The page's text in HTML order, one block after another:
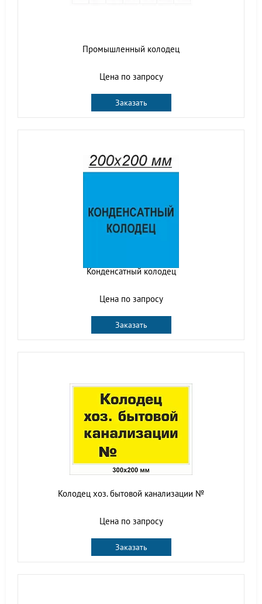
Промышленный колодец
Цена по запросу
Заказать
Конденсатный колодец
Цена по запросу
Заказать
Колодец хоз. бытовой канализации №
Цена по запросу
Заказать